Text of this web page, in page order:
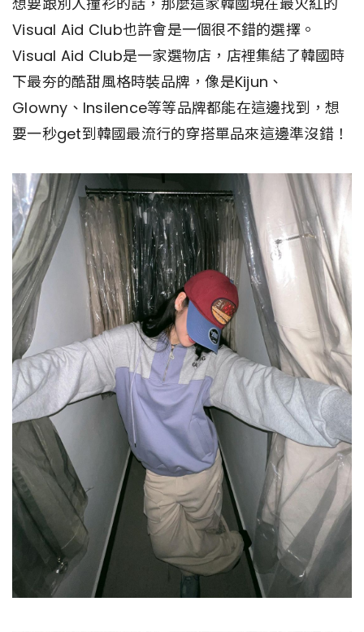
Visual Aid Club也許會是一個很不錯的選擇。
Visual Aid Club是一家選物店，店裡集結了韓國時
下最夯的酷甜風格時裝品牌，像是Kijun、
Glowny、Insilence等等品牌都能在這邊找到，想
要一秒get到韓國最流行的穿搭單品來這邊準沒錯！